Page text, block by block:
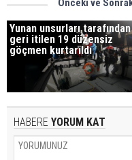
Önceki ve
Yunan unsurları tarafından
geri itilen 19 düzensiz
göçmen kurtarıldı
HABERE YORUM KAT